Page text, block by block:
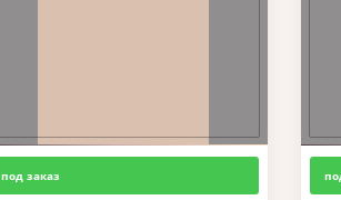
под заказ